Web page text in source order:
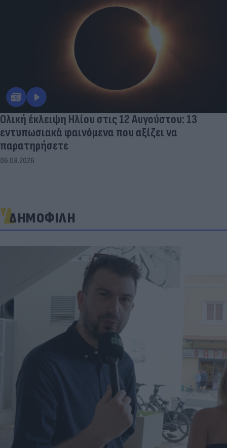
Ολική έκλειψη Ηλίου στις 12 Αυγούστου: 13
εντυπωσιακά φαινόμενα που αξίζει να
παρατηρήσετε
06.08.2026
ΔΗΜΟΦΙΛΗ